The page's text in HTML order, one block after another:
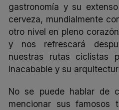
gastronomía y su
cerveza, mundialmente
otro nivel en pleno
y nos refrescará
nuestras rutas ciclistas
inacabable y su
No se puede hablar de
mencionar sus famosos